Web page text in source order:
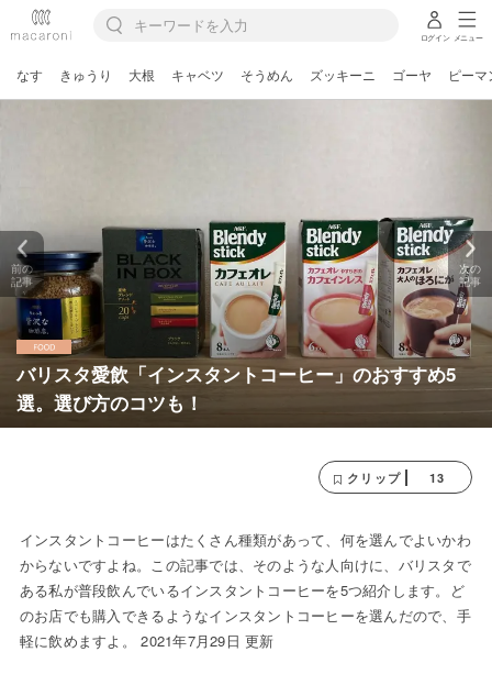
ログイン メニュー
なす きゅうり 大根 キャベツ そうめん ズッキーニ ゴーヤ ピーマ
バリスタ愛飲「インスタントコーヒー」のおすすめ5
選。選び方のコツも！
前の
記事
次の
記事
クリップ 13
インスタントコーヒーはたくさん種類があって、何を選んでよいかわ
からないですよね。この記事では、そのような人向けに、バリスタで
ある私が普段飲んでいるインスタントコーヒーを5つ紹介します。ど
のお店でも購入できるようなインスタントコーヒーを選んだので、手
軽に飲めますよ。 2021年7月29日 更新